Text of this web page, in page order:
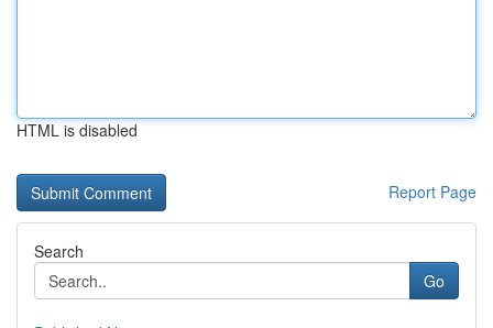
HTML is disabled
Report Page
Search
Go